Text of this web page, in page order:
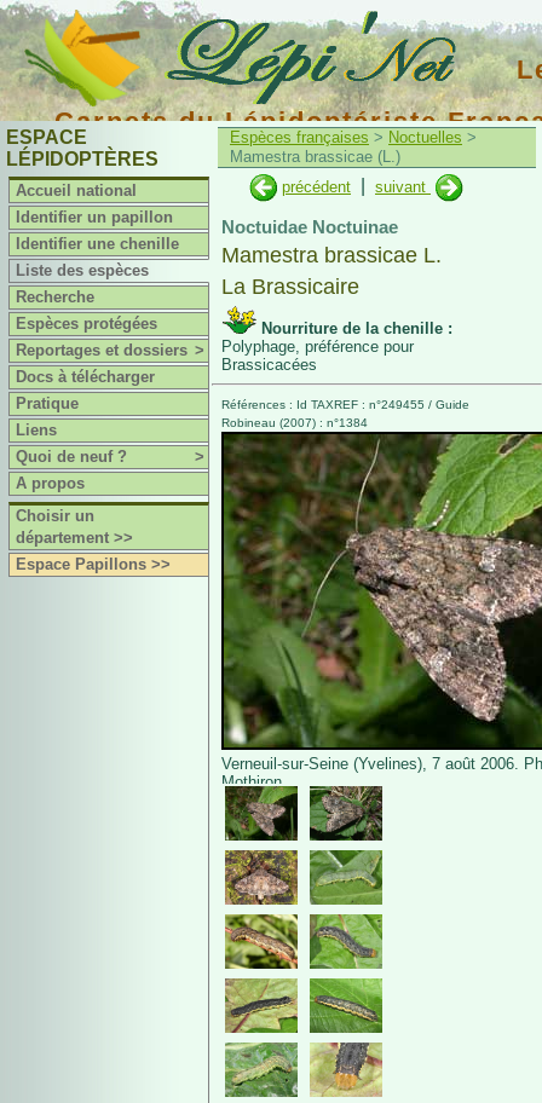
Carnets du Lépidoptériste
ESPACE
LÉPIDOPTÈRES
Accueil national
Identifier un papillon
Identifier une chenille
Liste des espèces
Recherche
Espèces protégées
Reportages et dossiers >
Docs à télécharger
Pratique
Liens
Quoi de neuf ?
>
A propos
Choisir un
département >>
Espace Papillons >>
Espèces françaises > Noctuelles >
Mamestra brassicae (L.)
précédent
suivant
Noctuidae Noctuinae
Mamestra brassicae L.
La Brassicaire
Nourriture de la chenille :
Polyphage, préférence pour
Brassicacées
Références : Id TAXREF : n°249455 / Guide
Robineau (2007) : n°1384
Verneuil-sur-Seine (Yvelines), 7 août 2006.
Mothiron.